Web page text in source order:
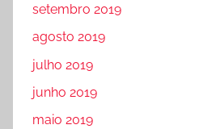
setembro 2019
agosto 2019
julho 2019
junho 2019
maio 2019